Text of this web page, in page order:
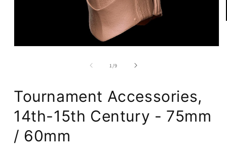
1 /su
9
Tournament Accessories,
14th-15th Century - 75mm
/ 60mm